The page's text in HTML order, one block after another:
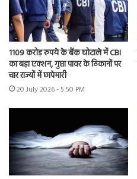
1109 करोड़ रुपये के बैंक घोटाले में CBI
का बड़ा एक्शन, गुप्ता पावर के ठिकानों पर
चार राज्यों में छापेमारी
20 July 2026 - 5:50 PM